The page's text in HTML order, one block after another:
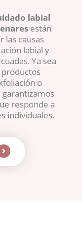
labial
están
las causas
labial y
Ya sea
o
responde a
individuales.